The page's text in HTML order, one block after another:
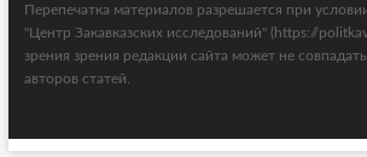
Перепечатка материалов разрешается при
"Центр Закавказских исследований" (https://
зрения зрения редакции сайта может не
авторов статей.